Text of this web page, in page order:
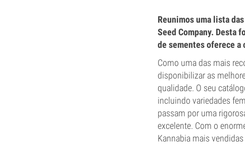
Reunimos uma lista
Seed Company. Desta
de sementes oferece
Como uma das mais
disponibilizar as
qualidade. O seu
incluindo variedades
passam por uma
excelente. Com o
Kannabia mais